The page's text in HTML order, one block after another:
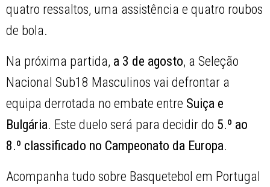
quatro ressaltos, uma assistência e quatro roubos
de bola.
Na próxima partida, a 3 de agosto, a Seleção
Nacional Sub18 Masculinos vai defrontar a
equipa derrotada no embate entre Suiça e
Bulgária. Este duelo será para decidir do 5.º ao
8.º classificado no Campeonato da Europa.
Acompanha tudo sobre Basquetebol em Portugal